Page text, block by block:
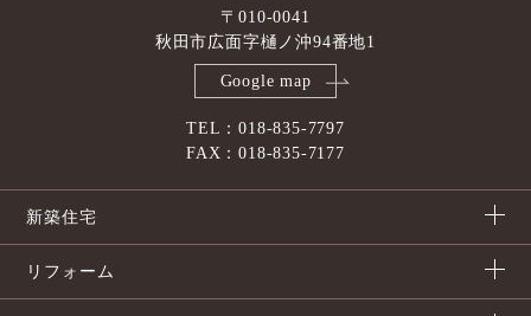
〒010-0041
秋田市広面字樋ノ沖94番地1
Google map
TEL：018-835-7797
FAX：018-835-7177
新築住宅
リフォーム